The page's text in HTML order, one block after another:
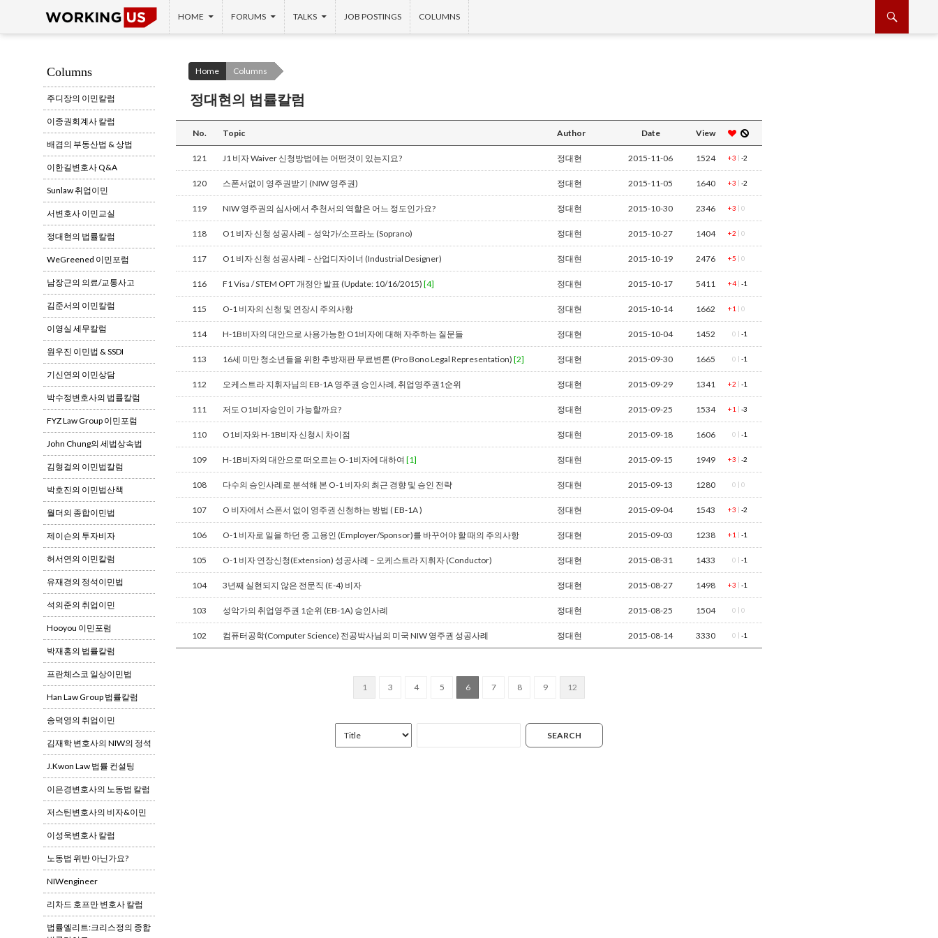
SKIP TO CONTENT
HOME FORUMS TALKS JOB POSTINGS COLUMNS
Home Columns
정대현의 법률칼럼
No. Topic Author Date View
121 J1 비자 Waiver 신청방법에는 어떤것이 있는지요? 정대현 2015-11-06 1524 +3 | -2
120 스폰서없이 영주권받기 (NIW 영주권) 정대현 2015-11-05 1640 +3 | -2
119 NIW 영주권의 심사에서 추천서의 역할은 어느 정도인가요? 정대현 2015-10-30 2346 +3 | 0
118 O1 비자 신청 성공사례 – 성악가/소프라노 (Soprano) 정대현 2015-10-27 1404 +2 | 0
117 O1 비자 신청 성공사례 – 산업디자이너 (Industrial Designer) 정대현 2015-10-19 2476 +5 | 0
116 F1 Visa / STEM OPT 개정안 발표 (Update: 10/16/2015)[4] 정대현 2015-10-17 5411 +4 | -1
115 O-1 비자의 신청 및 연장시 주의사항 정대현 2015-10-14 1662 +1 | 0
114 H-1B비자의 대안으로 사용가능한 O1비자에 대해 자주하는 질문들 정대현 2015-10-04 1452 0 | -1
113 16세 미만 청소년들을 위한 추방재판 무료변론 (Pro Bono Legal Representation)[2] 정대현 2015-09-30 1665 0 | -1
112 오케스트라 지휘자님의 EB-1A 영주권 승인사례, 취업영주권1순위 정대현 2015-09-29 1341 +2 | -1
111 저도 O1비자승인이 가능할까요? 정대현 2015-09-25 1534 +1 | -3
110 O1비자와 H-1B비자 신청시 차이점 정대현 2015-09-18 1606 0 | -1
109 H-1B비자의 대안으로 떠오르는 O-1비자에 대하여[1] 정대현 2015-09-15 1949 +3 | -2
108 다수의 승인사례로 분석해 본 O-1 비자의 최근 경향 및 승인 전략 정대현 2015-09-13 1280 0 | 0
107 O 비자에서 스폰서 없이 영주권 신청하는 방법 ( EB-1A ) 정대현 2015-09-04 1543 +3 | -2
106 O-1 비자로 일을 하던 중 고용인 (Employer/Sponsor)를 바꾸어야 할 때의 주의사항 정대현 2015-09-03 1238 +1 | -1
105 O-1 비자 연장신청(Extension) 성공사례 – 오케스트라 지휘자 (Conductor) 정대현 2015-08-31 1433 0 | -1
104 3년째 실현되지 않은 전문직 (E-4) 비자 정대현 2015-08-27 1498 +3 | -1
103 성악가의 취업영주권 1순위 (EB-1A) 승인사례 정대현 2015-08-25 1504 0 | 0
102 컴퓨터공학(Computer Science) 전공박사님의 미국 NIW 영주권 성공사례 정대현 2015-08-14 3330 0 | -1
1 3 4 5 6 7 8 9 12
Columns
주디장의 이민칼럼
이종권회계사 칼럼
배겸의 부동산법 & 상법
이한길변호사 Q&A
Sunlaw 취업이민
서변호사 이민교실
정대현의 법률칼럼
WeGreened 이민포럼
남장근의 의료/교통사고
김준서의 이민칼럼
이영실 세무칼럼
원우진 이민법 & SSDI
기신연의 이민상담
박수정변호사의 법률칼럼
FYZ Law Group 이민포럼
John Chung의 세법상속법
김형걸의 이민법칼럼
박호진의 이민법산책
월더의 종합이민법
제이슨의 투자비자
허서연의 이민칼럼
유재경의 정석이민법
석의준의 취업이민
Hooyou 이민포럼
박재홍의 법률칼럼
프란체스코 일상이민법
Han Law Group 법률칼럼
송덕영의 취업이민
김재학 변호사의 NIW의 정석
J.Kwon Law 법률 컨설팅
이은경변호사의 노동법 칼럼
저스틴변호사의 비자&이민
이성욱변호사 칼럼
노동법 위반 아닌가요?
NIWengineer
리차드 호프만 변호사 칼럼
법률엘리트:크리스정의 종합